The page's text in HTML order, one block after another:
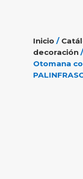
Inicio /
decoración
Otomana